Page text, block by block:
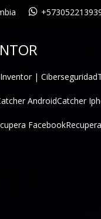
| Ciberseguridad
AndroidCatcher
Facebook